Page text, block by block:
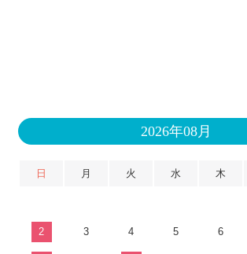
2026年08月
日 月 火 水 木
2 3 4 5 6